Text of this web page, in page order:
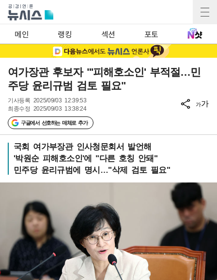
메인 랭킹 섹션 포토
여가장관 후보자 "'피해호소인' 부적절…민
주당 윤리규범 검토 필요"
기사등록 2025/09/03 12:39:53
최종수정 2025/09/03 13:38:24
구글에서 선호하는 매체로 추가
가가
국회 여가부장관 인사청문회서 발언해
'박원순 피해호소인'에 "다른 호칭 안돼"
민주당 윤리규범에 명시…"삭제 검토 필요"